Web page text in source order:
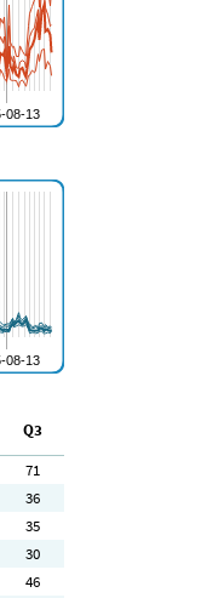
Q3
71
36
35
30
46